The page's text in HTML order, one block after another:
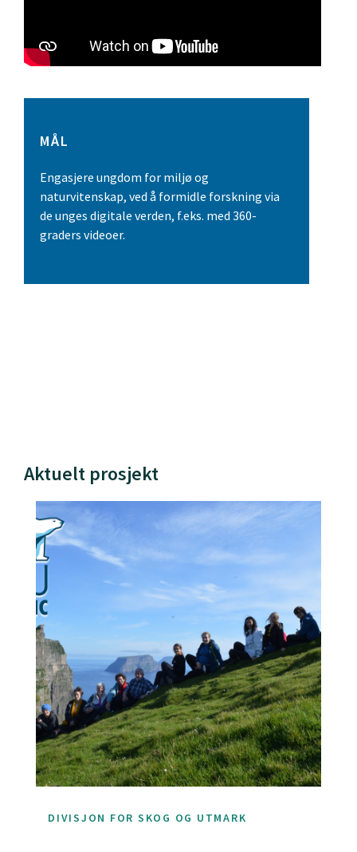
MÅL
Engasjere ungdom for miljø og
naturvitenskap, ved å formidle forskning via
de unges digitale verden, f.eks. med 360-
graders videoer.
Aktuelt prosjekt
DIVISJON FOR SKOG OG UTMARK